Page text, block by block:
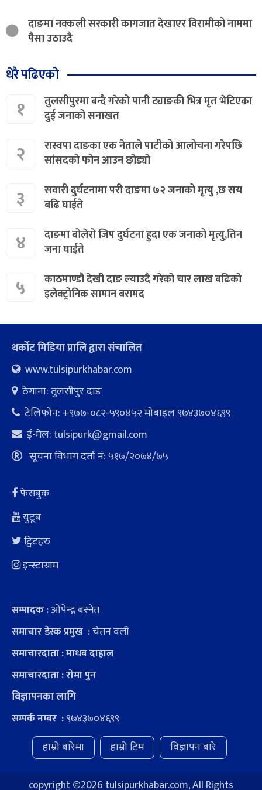
दाङमा नक्कली सरकारी कागजात देखाएर विरामीको नाममा
पैसा उठाउदै
धेरै पढिएको
१
तुलसीपुरमा बन्दै गरेको पानी ट्याङकी भित्र मृत भेटिएका
दुई जनाको सनाखत
२
रास्वपा दाङका एक नेताले पाटीको आलोचना गरेपछि
सांसदको फोन आउन छोड्यो
३
सवारी दुर्घटनामा परी दाङमा ७२ जनाको मृत्यु ,छ सय
बढि घाईते
४
दाङमा बोलेरो जिप दुर्घटना हुदा एक जनाको मृत्यु,तिन
जना घाईते
५
काठमाण्डौ देखी दाङ ल्याउदै गरेको चार लाख बढिको
इलेक्ट्रोनिक सामान बरामद
थर्कोट मिडिया प्रालि द्वारा संचालित
www.tulsipurkhabar.com
ठेगाना: तुलसीपुर दाङ
टेलिफोन: +९७७-०८२-५९०४५२ माेबाइल ९७४३७०४६९९
ई-मेल: tulsipurk@gmail.com
सूचना विभाग दर्ता नं: ५१७/२०७४/७५
फेसबुक
युटूब
ट्विटहरु
इन्स्टाग्राम
सम्पादक :ओपेन्द्र बस्नेत
समाचार डेस्क प्रमुख :चेतन वली
समाचारदाता : माधब दाहाल
समाचारदाता : रोमा पुन
विज्ञापनका लागि
सम्पर्क नम्बर :९७४३७०४६९९
हाम्रो बारेमा
हाम्रो टिम विज्ञापन बारे
copyright ©2026 tulsipurkhabar.com, All Rights